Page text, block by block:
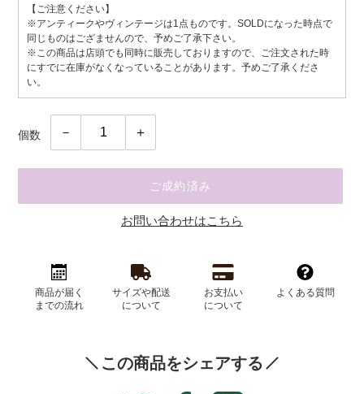
価
格
【ご注意ください】
※アンティークやヴィンテージは1点ものです。SOLDになった時点で
同じものはござませんので、予めご了承下さい。
※この商品は店頭でも同時に販売しておりますので、ご注文された時
にすでに在庫がなくなっていることがあります。予めご了承くださ
い。
個数
ご成約済み
お問い合わせはこちら
商品が届く
までの流れ
サイズや配送
について
お支払い
について
よくある質問
この商品をシェアする